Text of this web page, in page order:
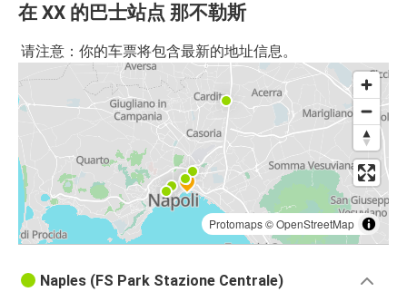
在 XX 的巴士站点 那不勒斯
请注意：你的车票将包含最新的地址信息。
Protomaps©OpenStreetMap
Naples (FS Park Stazione Centrale)